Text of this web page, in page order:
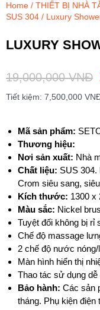
Home / THIẾT BỊ NHÀ
SUS 304 / Luxury
LUXURY
19,000,000VNĐ
Tiết kiệm: 7,500,000
Mã sản phẩm:
Thương hiệu:
Nơi sản xuất: Nhà
Chất liệu: SUS
Crom siêu sang,
Kích thước: 1300 x
Màu sắc: Nickel
Tuyệt đối không bị
Chế độ massage
2 chế độ nước nóng/
Màn hình hiển thị
Thao tác sử dụng dễ
Bảo hành: Các sản
tháng. Phụ kiện điện